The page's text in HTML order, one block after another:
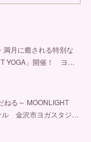
満月に癒される特別な
YOGA」開催！ ヨ…
ねる～ MOONLIGHT
ル 金沢市ヨガスタジ…